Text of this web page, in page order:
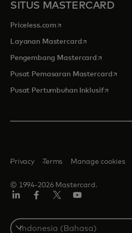
SITUS MASTERCARD
Priceless.com opens in a new tab
Layanan Mastercardopens in a new
Pengembang Mastercard opens in
Pusat Pemasaran Mastercard
Pusat Pertumbuhan Inklusifopens
© 1994-2026 Mastercard.
Privacy Terms Manage cookies
Select
a